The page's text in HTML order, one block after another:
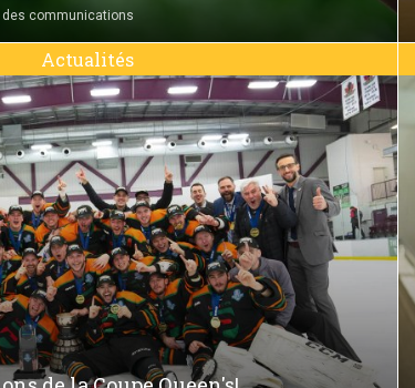
des communications
Actualités